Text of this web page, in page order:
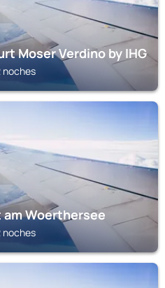
Moser Verdino by IHG
noches
Woerthersee
noches